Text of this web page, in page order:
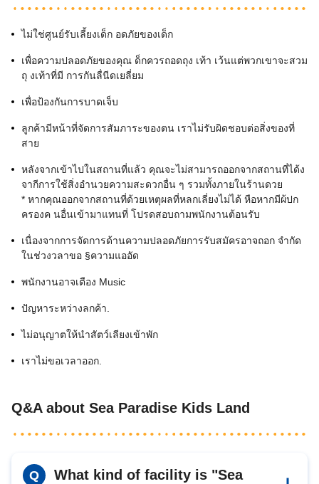
ไม่ใช่ศูนย์รับเลี้ยงเด็ก อดภัยของเด็ก
เพื่อความปลอดภัยของคุณ ด็กควรถอดถุง เท้า เว้นแต่พวกเขาจะสวม
ถุ งเท้าที่มี การกันลื่นีดเยลี่ยม
เพื่อป้องกันการบาดเจ็บ
ลูกค้ามีหน้าที่จัดการสัมภาระของตน เราไม่รับผิดชอบต่อสิ่งของที่
สาย
หลังจากเข้าไปในสถานที่แล้ว คุณจะไม่สามารถออกจากสถานที่ได้ง
จากีการใช้สิ่งอำนวยความสะดวกอื่น ๆ รวมทั้งภายในร้านดวย
* หากคุณออกจากสถานที่ด้วยเหตุผลที่หลกเลี่ยงไม่ได้ หือหากมีผ้ปก
ครองค นอื่นเข้ามาแทนที่ โปรดสอบถามพนักงานต้อนรับ
เนื่องจากการจัดการด้านความปลอดภัยการรับสมัครอาจถอก จำกัด
ในช่วงวลาขอ §ความแออัด
พนักงานอาจเตือง Music
ปัญหาระหว่างลกค้า.
ไม่อนุญาตให้นำสัตว์เลียงเข้าพัก
เราไม่ขอเวลาออก.
Q&A about Sea Paradise Kids Land
Q
What kind of facility is "Sea